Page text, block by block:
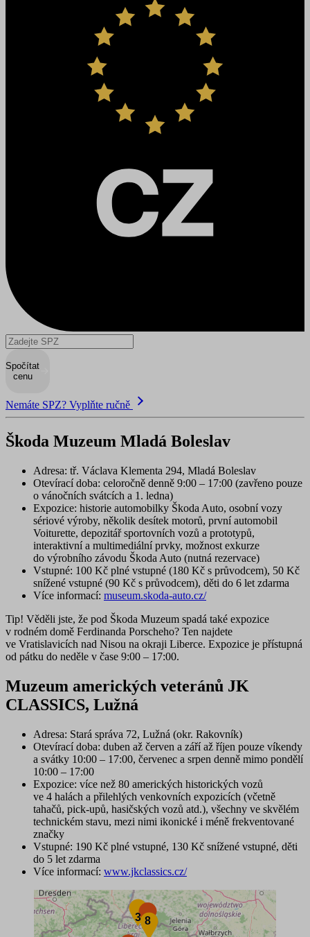
Spočítat
cenu
Nemáte SPZ? Vyplňte ručně
Škoda Muzeum Mladá Boleslav
Adresa: tř. Václava Klementa 294, Mladá Boleslav
Otevírací doba: celoročně denně 9:00 – 17:00 (zavřeno pouze
o vánočních svátcích a 1. ledna)
Expozice: historie automobilky Škoda Auto, osobní vozy
sériové výroby, několik desítek motorů, první automobil
Voiturette, depozitář sportovních vozů a prototypů,
interaktivní a multimediální prvky, možnost exkurze
do výrobního závodu Škoda Auto (nutná rezervace)
Vstupné: 100 Kč plné vstupné (180 Kč s průvodcem), 50 Kč
snížené vstupné (90 Kč s průvodcem), děti do 6 let zdarma
Více informací: museum.skoda-auto.cz/
Tip! Věděli jste, že pod Škoda Muzeum spadá také expozice
v rodném domě Ferdinanda Porscheho? Ten najdete
ve Vratislavicích nad Nisou na okraji Liberce. Expozice je přístupná
od pátku do neděle v čase 9:00 – 17:00.
Muzeum amerických veteránů JK
CLASSICS, Lužná
Adresa: Stará správa 72, Lužná (okr. Rakovník)
Otevírací doba: duben až červen a září až říjen pouze víkendy
a svátky 10:00 – 17:00, červenec a srpen denně mimo pondělí
10:00 – 17:00
Expozice: více než 80 amerických historických vozů
ve 4 halách a přilehlých venkovních expozicích (včetně
tahačů, pick-upů, hasičských vozů atd.), všechny ve skvělém
technickém stavu, mezi nimi ikonické i méně frekventované
značky
Vstupné: 190 Kč plné vstupné, 130 Kč snížené vstupné, děti
do 5 let zdarma
Více informací: www.jkclassics.cz/
Chart
Map of unspecified region with 2 data series.
3
3 8
8